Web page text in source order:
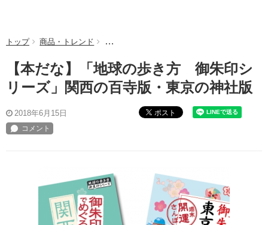
トップ 商品・トレンド 【本だな】「地球の歩き方 御朱印シリーズ
【本だな】「地球の歩き方 御朱印シ
リーズ」関西の百寺版・東京の神社版
2018年6月15日 ポスト